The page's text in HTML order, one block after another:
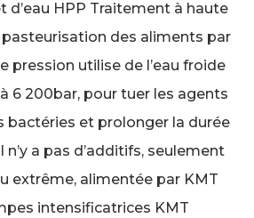
d’eau HPP Traitement à haute
pasteurisation des aliments par
pression utilise de l’eau froide
6 200bar, pour tuer les agents
bactéries et prolonger la durée
a pas d’additifs, seulement
extrême, alimentée par KMT
intensificatrices KMT